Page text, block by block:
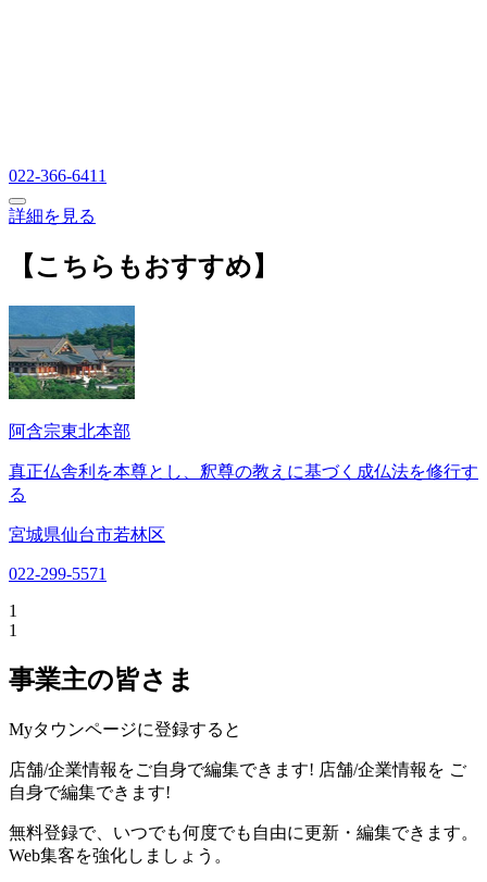
022-366-6411
詳細を見る
【こちらもおすすめ】
阿含宗東北本部
真正仏舎利を本尊とし、釈尊の教えに基づく成仏法を修行す
る
宮城県仙台市若林区
022-299-5571
1
1
事業主の皆さま
Myタウンページに登録すると
店舗/企業情報をご自身で編集できます! 店舗/企業情報を ご
自身で編集できます!
無料登録で、いつでも何度でも自由に更新・編集できます。
Web集客を強化しましょう。